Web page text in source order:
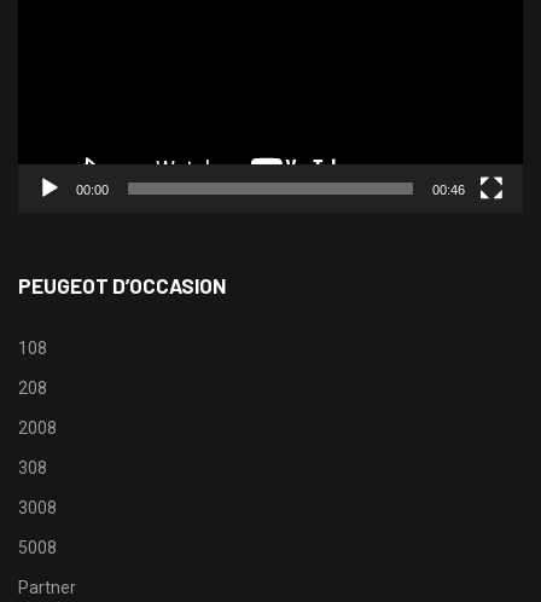
00:00 00:46
PEUGEOT D’OCCASION
108
208
2008
308
3008
5008
Partner